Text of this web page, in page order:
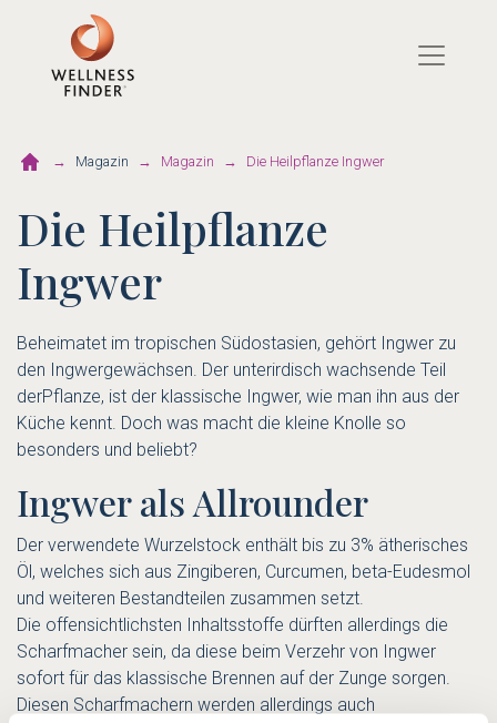
Magazin Magazin Die Heilpflanze Ingwer
Die Heilpflanze
Ingwer
Beheimatet im tropischen Südostasien, gehört Ingwer zu
den Ingwergewächsen. Der unterirdisch wachsende Teil
derPflanze, ist der klassische Ingwer, wie man ihn aus der
Küche kennt. Doch was macht die kleine Knolle so
besonders und beliebt?
Ingwer als Allrounder
Der verwendete Wurzelstock enthält bis zu 3% ätherisches
Öl, welches sich aus Zingiberen, Curcumen, beta-Eudesmol
und weiteren Bestandteilen zusammen setzt.
Die offensichtlichsten Inhaltsstoffe dürften allerdings die
Scharfmacher sein, da diese beim Verzehr von Ingwer
sofort für das klassische Brennen auf der Zunge sorgen.
Diesen Scharfmachern werden allerdings auch